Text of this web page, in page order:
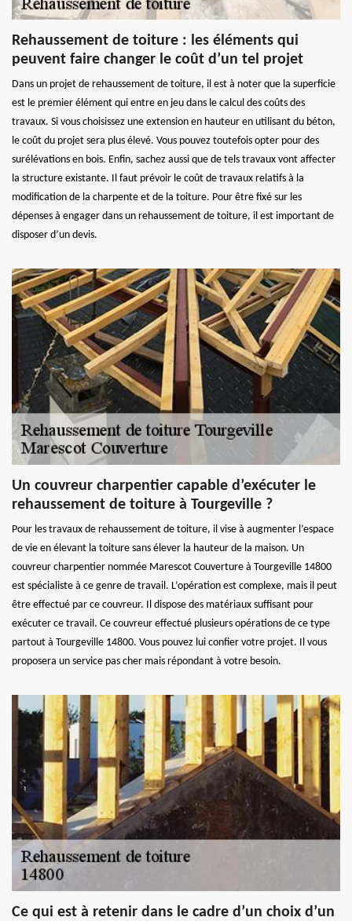
Rehaussement de toiture : les éléments qui
peuvent faire changer le coût d’un tel projet
Dans un projet de rehaussement de toiture, il est à noter que la superficie
est le premier élément qui entre en jeu dans le calcul des coûts des
travaux. Si vous choisissez une extension en hauteur en utilisant du béton,
le coût du projet sera plus élevé. Vous pouvez toutefois opter pour des
surélévations en bois. Enfin, sachez aussi que de tels travaux vont affecter
la structure existante. Il faut prévoir le coût de travaux relatifs à la
modification de la charpente et de la toiture. Pour être fixé sur les
dépenses à engager dans un rehaussement de toiture, il est important de
disposer d’un devis.
Un couvreur charpentier capable d’exécuter le
rehaussement de toiture à Tourgeville ?
Pour les travaux de rehaussement de toiture, il vise à augmenter l’espace
de vie en élevant la toiture sans élever la hauteur de la maison. Un
couvreur charpentier nommée Marescot Couverture à Tourgeville 14800
est spécialiste à ce genre de travail. L’opération est complexe, mais il peut
être effectué par ce couvreur. Il dispose des matériaux suffisant pour
exécuter ce travail. Ce couvreur effectué plusieurs opérations de ce type
partout à Tourgeville 14800. Vous pouvez lui confier votre projet. Il vous
proposera un service pas cher mais répondant à votre besoin.
Ce qui est à retenir dans le cadre d’un choix d’un